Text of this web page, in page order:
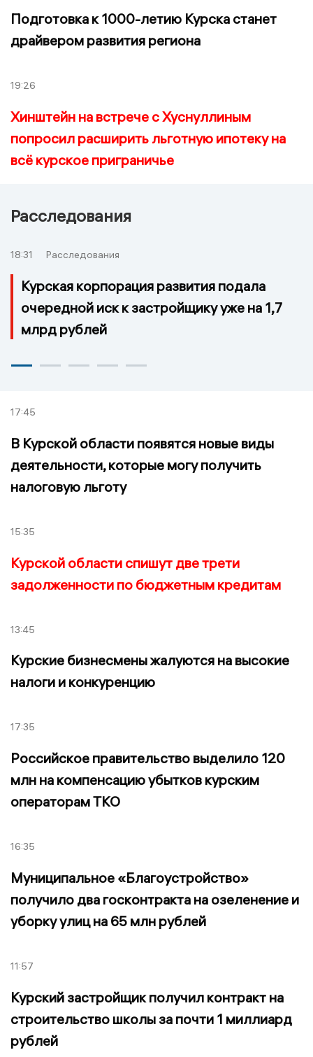
Подготовка к 1000-летию Курска станет
драйвером развития региона
19:26
Хинштейн на встрече с Хуснуллиным
попросил расширить льготную ипотеку на
всё курское приграничье
Расследования
18:31 Расследования
Курская корпорация развития подала
очередной иск к застройщику уже на 1,7
млрд рублей
17:45
В Курской области появятся новые виды
деятельности, которые могу получить
налоговую льготу
15:35
Курской области спишут две трети
задолженности по бюджетным кредитам
13:45
Курские бизнесмены жалуются на высокие
налоги и конкуренцию
17:35
Российское правительство выделило 120
млн на компенсацию убытков курским
операторам ТКО
16:35
Муниципальное «Благоустройство»
получило два госконтракта на озеленение и
уборку улиц на 65 млн рублей
11:57
Курский застройщик получил контракт на
строительство школы за почти 1 миллиард
рублей